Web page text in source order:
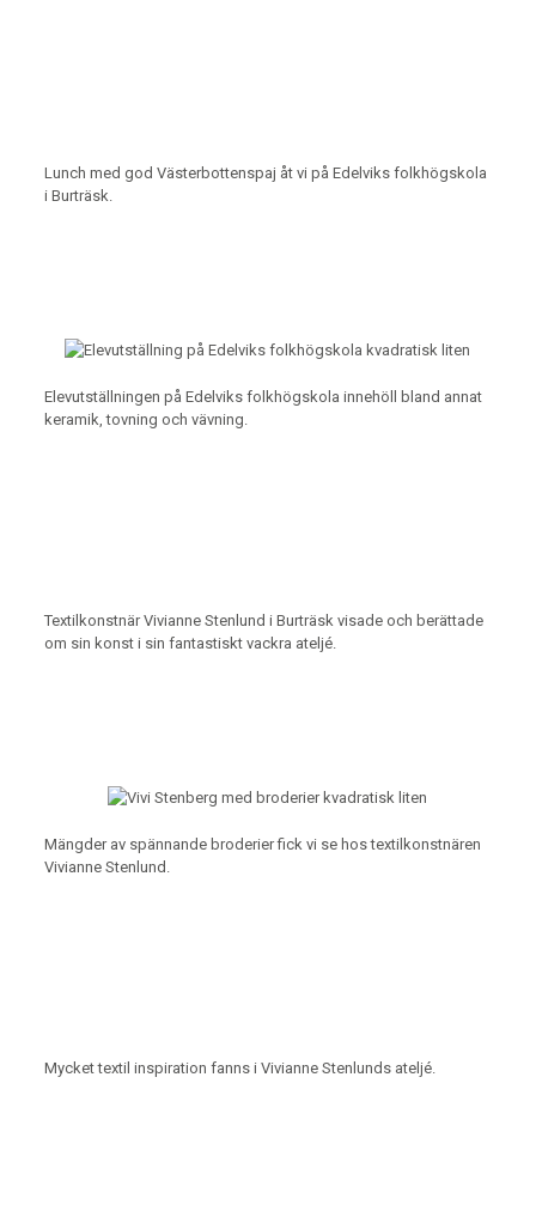
Lunch med god Västerbottenspaj åt vi på Edelviks folkhögskola
i Burträsk.
Elevutställningen på Edelviks folkhögskola innehöll bland annat
keramik, tovning och vävning.
Textilkonstnär Vivianne Stenlund i Burträsk visade och berättade
om sin konst i sin fantastiskt vackra ateljé.
Mängder av spännande broderier fick vi se hos textilkonstnären
Vivianne Stenlund.
Mycket textil inspiration fanns i Vivianne Stenlunds ateljé.